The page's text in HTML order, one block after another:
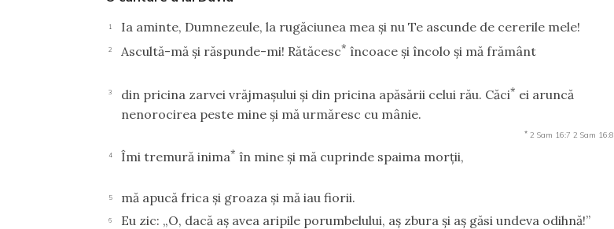
1 Ia aminte, Dumnezeule, la rugăciunea mea şi nu Te ascunde de cererile mele!
2 Ascultă-mă şi răspunde-mi! Rătăcesc* încoace şi încolo şi mă frământ
3 din pricina zarvei vrăjmaşului şi din pricina apăsării celui rău. Căci* ei aruncă
nenorocirea peste mine şi mă urmăresc cu mânie.
* 2 Sam 16:7 2 Sam 16:8
4 Îmi tremură inima* în mine şi mă cuprinde spaima morţii,
5 mă apucă frica şi groaza şi mă iau fiorii.
6 Eu zic: „O, dacă aş avea aripile porumbelului, aş zbura şi aş găsi undeva odihnă!”